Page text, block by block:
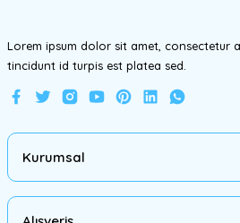
Lorem ipsum dolor sit amet, consectetur
tincidunt id turpis est platea sed.
Kurumsal